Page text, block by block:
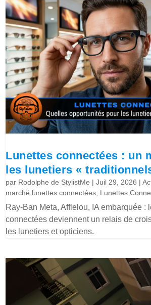
Lunettes connectées : un
les lunetiers «
par Rodolphe de StylistMe |Juil 29, 2026 |
marché lunettes connectées Lunettes
Ray-Ban Meta, Afflelou, IA embarquée :
connectées deviennent un relais de
les lunetiers et opticiens.